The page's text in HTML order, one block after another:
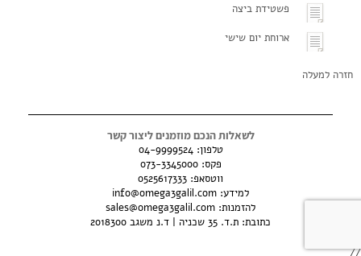
פשטידת ביצה
ארוחת יום שישי
חזרה למעלה
לשאלות הנכם מוזמנים ליצור קשר
טלפון:04-9999524
פקס: 073-3345000
ווטסאפ: 0525617333
למידע: info@omega3galil.com
להזמנות: sales@omega3galil.com
כתובת: ת.ד. 35 שכניה | ד.נ משגב 2018300
//